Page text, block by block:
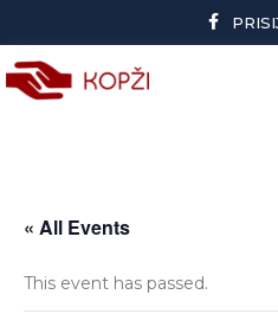
« All Events
This event has passed.